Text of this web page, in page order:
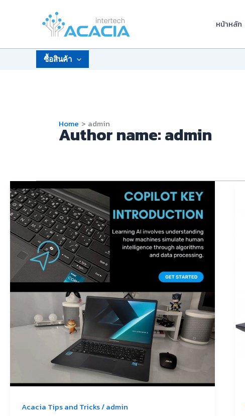
หน้าหลัก
ซื้อสินค้า
Home admin
Author name: admin
Acacia Tips and Tricks/admin
𝗔𝗦𝗨𝗦
𝗘𝘅𝗽𝗲𝗿𝘁𝗕𝗼𝗼𝗸
𝗕𝟭
(𝗕𝟭𝟰𝟬𝟯𝗖𝗩𝗔)
มา
พร้อม
AI
ExpertMeet